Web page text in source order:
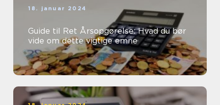
18. januar 2024
Guide til Ret Årsopgørelse: Hvad du bør
vide om dette vigtige emne